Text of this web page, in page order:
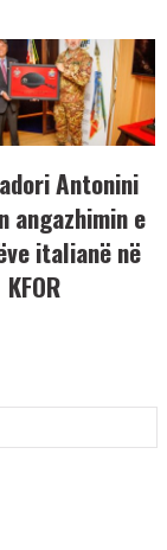
Antonini
angazhimin e
italianë në
KFOR